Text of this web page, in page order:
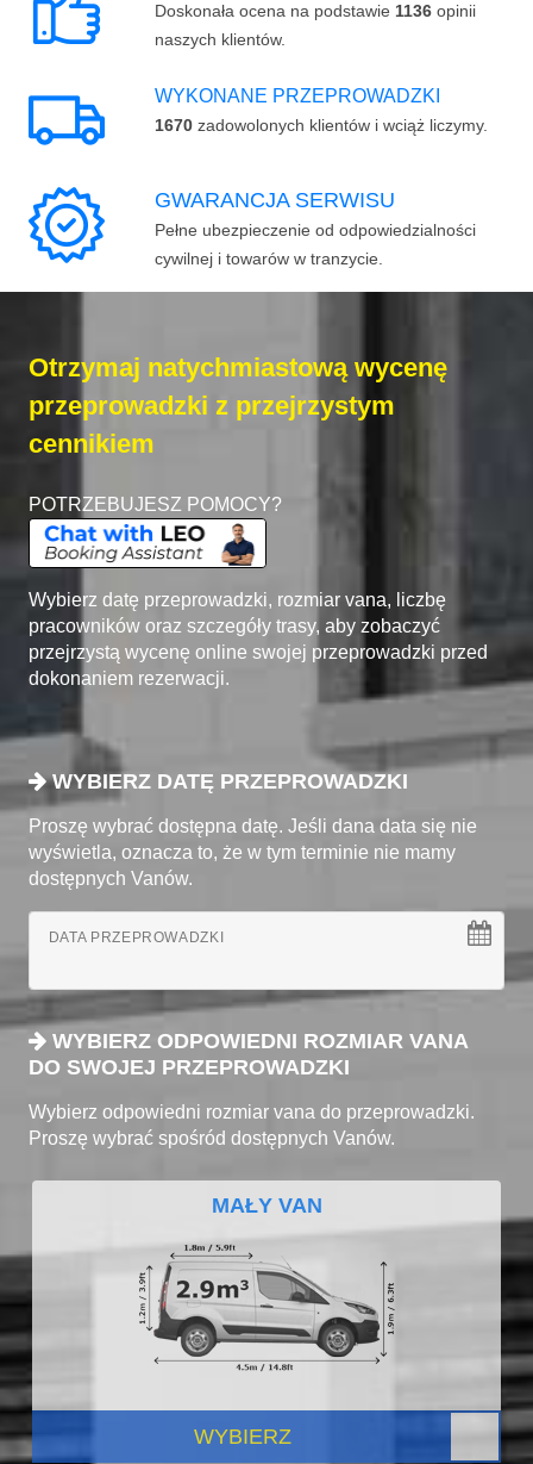
Doskonała ocena na podstawie 1136 opinii
naszych klientów.
WYKONANE PRZEPROWADZKI
1670 zadowolonych klientów i wciąż liczymy.
GWARANCJA SERWISU
Pełne ubezpieczenie od odpowiedzialności
cywilnej i towarów w tranzycie.
Otrzymaj natychmiastową wycenę
przeprowadzki z przejrzystym
cennikiem
POTRZEBUJESZ POMOCY?
Wybierz datę przeprowadzki, rozmiar vana, liczbę
pracowników oraz szczegóły trasy, aby zobaczyć
przejrzystą wycenę online swojej przeprowadzki przed
dokonaniem rezerwacji.
WYBIERZ DATĘ PRZEPROWADZKI
Proszę wybrać dostępna datę. Jeśli dana data się nie
wyświetla, oznacza to, że w tym terminie nie mamy
dostępnych Vanów.
DATA PRZEPROWADZKI
WYBIERZ ODPOWIEDNI ROZMIAR VANA
DO SWOJEJ PRZEPROWADZKI
Wybierz odpowiedni rozmiar vana do przeprowadzki.
Proszę wybrać spośród dostępnych Vanów.
MAŁY VAN
WYBIERZ